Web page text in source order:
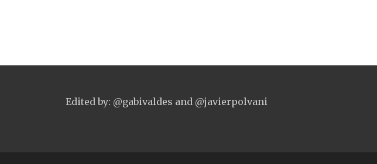
Edited by: @gabivaldes and @javierpolvani